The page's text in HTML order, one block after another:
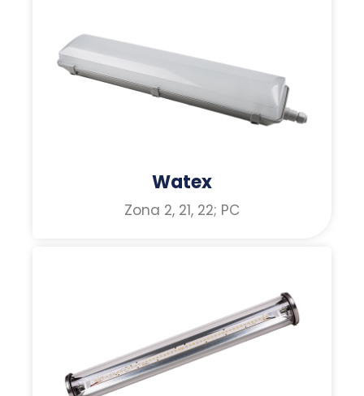
Watex
Zona 2, 21, 22; PC